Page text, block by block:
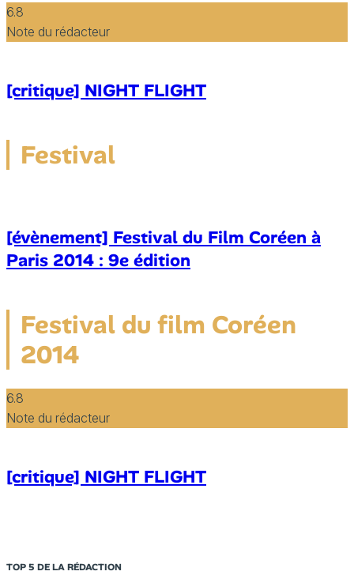
6.8
Note du rédacteur
[critique] NIGHT FLIGHT
Festival
[évènement] Festival du Film Coréen à
Paris 2014 : 9e édition
Festival du film Coréen
2014
6.8
Note du rédacteur
[critique] NIGHT FLIGHT
TOP 5 DE LA RÉDACTION